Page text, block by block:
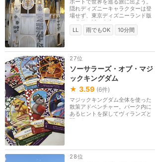
ボートで世界を巡る旅に出よう。
隠れディズニーキャラクターは登
場せず、東京ディズニーランド版
に非常に近い内容...
LL
雨でもOK 10分間
27位
ソーサラーズ・オブ・マジ
ックキングダム
★ 3.59 (6件)
マジックキングダム全体を使った
散策アドベンチャー。パーク内に
あるヒントを探してヴィランズと
闘おう。メインス...
28位